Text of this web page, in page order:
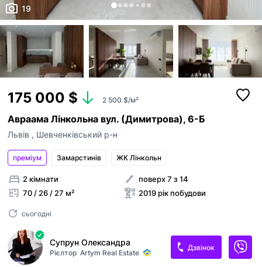
19
175 000 $ 2 500 $/м²
Авраама Лінкольна вул. (Димитрова), 6-Б
Львів , Шевченківський р-н
преміум Замарстинiв ЖК Лінкольн
2 кімнати
70 / 26 / 27 м²
поверх 7 з 14
2019 рік побудови
сьогодні
Супрун Олександра
Рієлтор Artym Real Estate
Дзвінок